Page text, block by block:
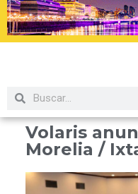
Volaris
Morelia /